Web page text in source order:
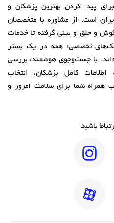
پیدا کردن بهترین پزشکان و
است. از مشاوره با متخصصان
و حلق و بینی گرفته تا خدمات
تخصصی؛ همه در یک بستر
با جست‌وجوی هوشمند، بررسی
کامل پزشکان، انتخاب
همراه شما برای سلامت امروز و
باشید